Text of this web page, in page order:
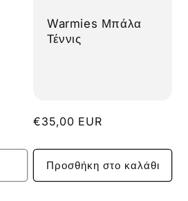
Warmies Μπάλα
Τέννις
Κανονική
€35,00 EUR
Προσθήκη στο καλάθι